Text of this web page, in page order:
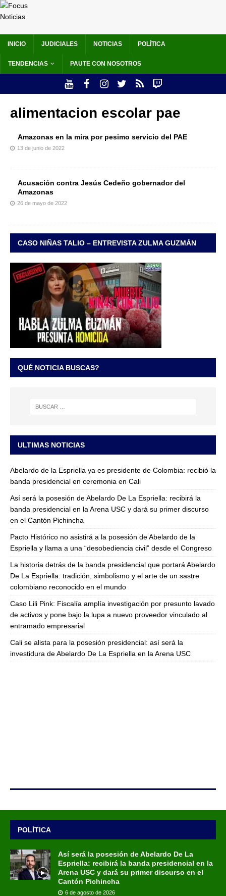
INICIO JUDICIALES NOTICIAS POLÍTICA
TENDENCIAS PAUTE CON NOSOTROS
alimentacion escolar pae
Amazonas en la mira por pesimo servicio del PAE
13 de junio de 2022
Acusación contra Jesús Cedeño gobernador del
Amazonas
26 de mayo de 2022
CASO NIÑAS TALIO – ENTREVISTA ZULMA GUZMÁN
QUÉ NOTICIA BUSCAS?
ULTIMAS NOTICIAS
Abelardo de la Espriella ya es presidente de Colombia: recibió la
banda presidencial en ceremonia en Cali
Así será la posesión de Abelardo De La Espriella: recibirá la
banda presidencial en la Arena USC y dará su primer discurso
en el Cantón Pichincha
Pacto Histórico no asistirá a la posesión de Abelardo de la
Espriella y llama a una “desobediencia civil” desde el Congreso
La historia detrás de la banda presidencial que portará Abelardo
De La Espriella: tradición, simbolismo y el arte de un sastre
colombiano reconocido en el mundo
Caso Lili Pink: Fiscalía amplía investigación por presunto lavado
de activos y pone bajo la lupa a nuevo proveedor vinculado al
entramado empresarial
Cali se alista para la posesión presidencial: así será la
investidura de Abelardo De La Espriella en la Arena USC
POLÍTICA
Así será la posesión de Abelardo De La
Espriella: recibirá la banda presidencial en la
Arena USC y dará su primer discurso en el
Cantón Pichincha
6 de agosto de 2026